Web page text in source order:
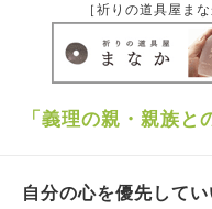
［祈りの道具屋ま
「義理の親・親族と
自分の心を優先してい